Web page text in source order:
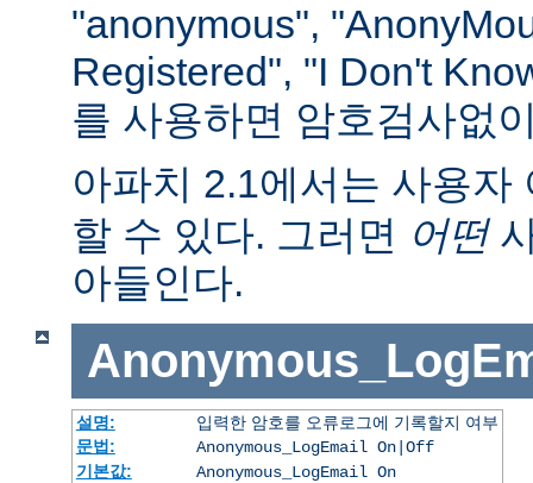
"anonymous",
Registered", "I Don't
를 사용하면 암호검사없
아파치 2.1에서는 사용자
할 수 있다. 그러면 어떤
아들인다.
설명:
입력한 암호를 오류로그에 기록할지 여부
문법:
Anonymous_LogEmail On|Off
기본값:
Anonymous_LogEmail On